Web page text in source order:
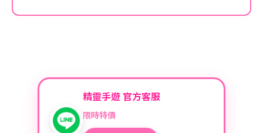
精靈手遊 官方客服
限時特價